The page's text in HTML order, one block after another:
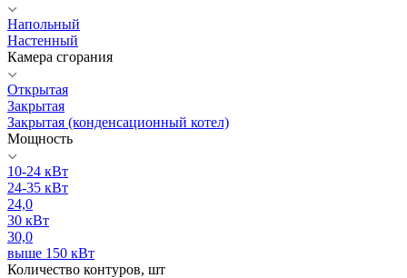
Напольный
Настенный
Камера сгорания
Открытая
Закрытая
Закрытая (конденсационный котел)
Мощность
10-24 кВт
24-35 кВт
24,0
30 кВт
30,0
выше 150 кВт
Количество контуров, шт